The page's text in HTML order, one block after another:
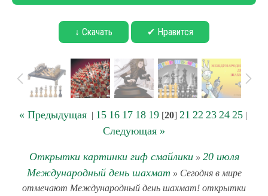
↓ Скачать ✔ Нравится
« Предыдущая| 15 16 17 18 19[20] 21 22 23 24 25|
Следующая »
Открытки картинки гиф смайлики» 20 июля
Международный день шахмат » Сегодня в мире
отмечают Международный день шахмат! открытки